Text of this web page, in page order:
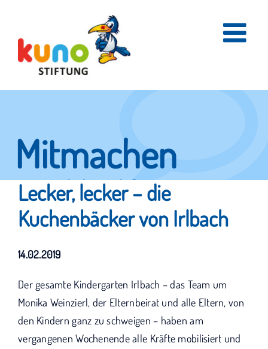
content
Mitmachen
und helfen.
Hier erfahren Sie, wie fleißige Helfer
Lecker, lecker – die
Kuchenbäcker von Irlbach
14.02.2019
Der gesamte Kindergarten Irlbach – das Team um
Monika Weinzierl, der Elternbeirat und alle Eltern, von
den Kindern ganz zu schweigen – haben am
vergangenen Wochenende alle Kräfte mobilisiert und